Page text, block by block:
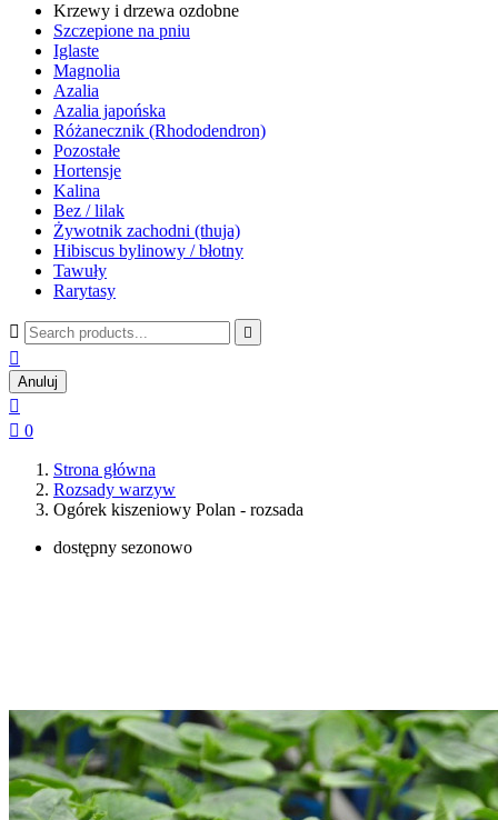
Krzewy i drzewa ozdobne
Szczepione na pniu
Iglaste
Magnolia
Azalia
Azalia japońska
Różanecznik (Rhododendron)
Pozostałe
Hortensje
Kalina
Bez / lilak
Żywotnik zachodni (thuja)
Hibiscus bylinowy / błotny
Tawuły
Rarytasy
 

Anuluj

 0
Strona główna
Rozsady warzyw
Ogórek kiszeniowy Polan - rozsada
dostępny sezonowo